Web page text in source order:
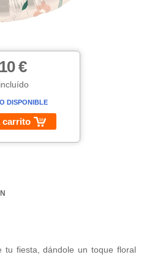
€
DISPONIBLE
carrito
tu fiesta, dándole un toque floral